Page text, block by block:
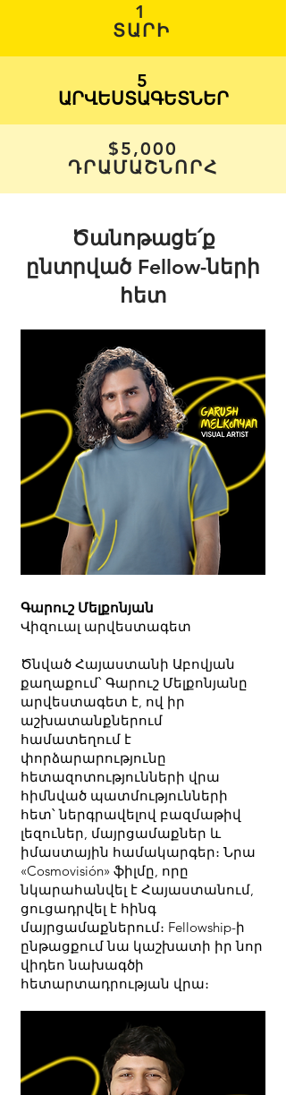
1
ՏԱՐԻ
5
ԱՐՎԵՍՏԱԳԵՏՆԵՐ
$5,000
ԴՐԱՄԱՇՆՈՐՀ
​Ծանոթացե՛ք
ընտրված Fellow-ների
հետ
Գարուշ Մելքոնյան
Վիզուալ արվեստագետ
Ծնված Հայաստանի Աբովյան
քաղաքում՝ Գարուշ Մելքոնյանը
արվեստագետ է, ով իր
աշխատանքներում
համատեղում է
փորձարարությունը
հետազոտությունների վրա
հիմնված պատմությունների
հետ՝ ներգրավելով բազմաթիվ
լեզուներ, մայրցամաքներ և
իմաստային համակարգեր։ Նրա
«Cosmovisión» ֆիլմը, որը
նկարահանվել է Հայաստանում,
ցուցադրվել է հինգ
մայրցամաքներում։ Fellowship-ի
ընթացքում նա կաշխատի իր նոր
վիդեո նախագծի
հետարտադրության վրա։